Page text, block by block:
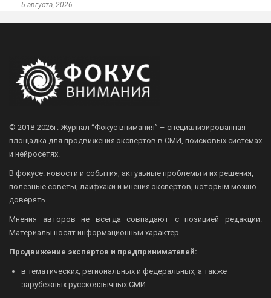
5 августа, 2026
© 2018-2026г. Журнал “Фокус внимания” – специализированная
площадка для продвижения экспертов в СМИ, поисковых системах
и нейросетях.
В фокусе: новости и события, актуаьные проблемы и их решения,
полезные советы, лайфхаки и мнения экспертов, которым можно
доверять.
Мнения авторов не всегда совпадают с позицией редакции.
Материалы носят информационный характер.
Продвижение экспертов и предпринимателей:
в тематических, региональных и федеральных, а также
зарубежных русскоязычных СМИ.